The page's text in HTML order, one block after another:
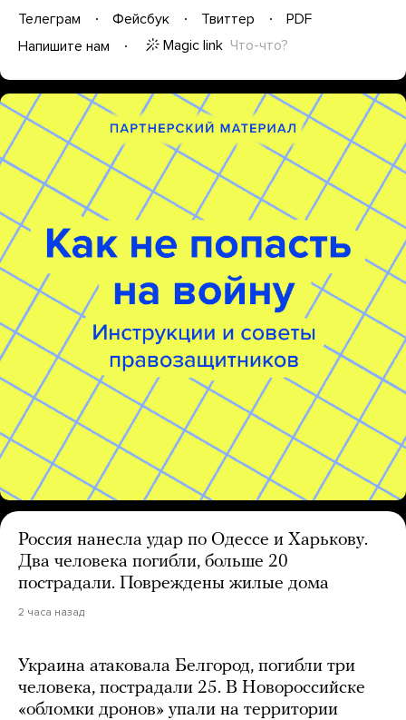
Телеграм Фейсбук Твиттер
PDF
Напишите нам
Magic link Что-что?
Россия нанесла удар по Одессе и Харькову.
Два человека погибли, больше 20
пострадали. Повреждены жилые дома
2 часа назад
Украина атаковала Белгород, погибли три
человека, пострадали 25. В Новороссийске
«обломки дронов» упали на территории